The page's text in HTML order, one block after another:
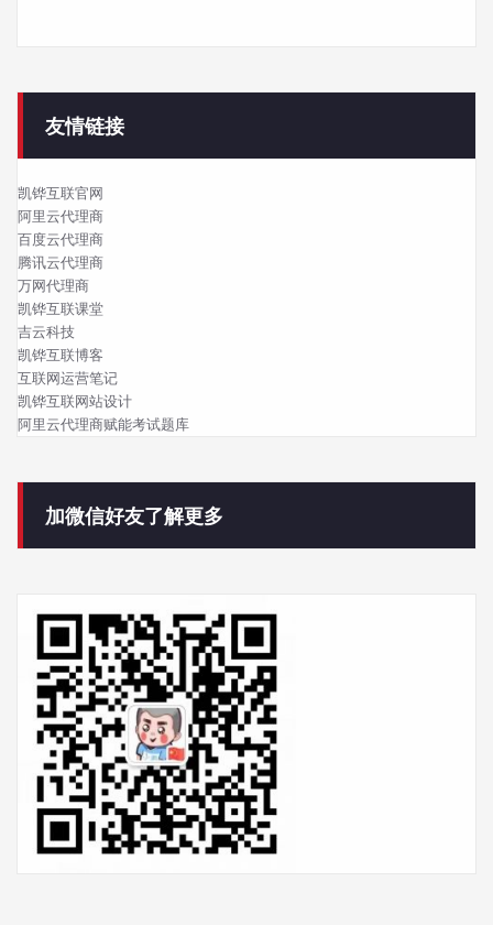
友情链接
凯铧互联官网
阿里云代理商
百度云代理商
腾讯云代理商
万网代理商
凯铧互联课堂
吉云科技
凯铧互联博客
互联网运营笔记
凯铧互联网站设计
阿里云代理商赋能考试题库
加微信好友了解更多